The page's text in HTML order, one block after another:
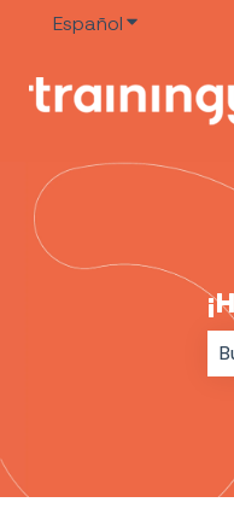
Español